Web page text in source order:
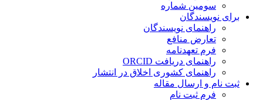
سومین شماره
برای نویسندگان
راهنمای نویسندگان
تعارض منافع
فرم تعهدنامه
راهنمای دریافت ORCID
راهنمای کشوری اخلاق در انتشار
ثبت نام و ارسال مقاله
فرم ثبت نام